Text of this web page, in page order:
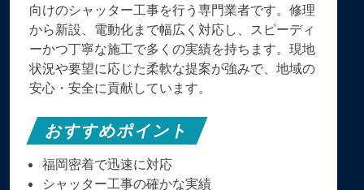
向けのシャッター工事を行う専門業者です。修理
から新設、電動化まで幅広く対応し、スピーディ
ーかつ丁寧な施工で多くの実績を持ちます。現地
状況や要望に応じた柔軟な提案が強みで、地域の
安心・安全に貢献しています。
おすすめポイント
福岡密着で迅速に対応
シャッター工事の確かな実績